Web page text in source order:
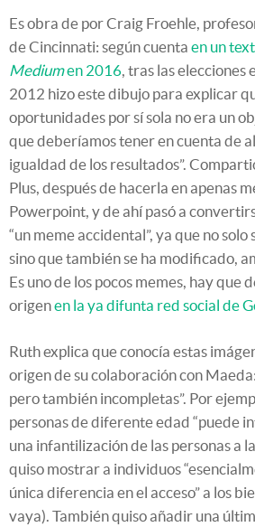
Es obra de por Craig Froehle,
de Cincinnati: según cuenta en un
Mediumen 2016, tras las elecciones
2012 hizo este dibujo para explicar
oportunidades por sí sola no era un
que deberíamos tener en cuenta de
igualdad de los resultados”.
Plus, después de hacerla en apenas
Powerpoint, y de ahí pasó a
“un meme accidental”, ya que no
sino que también se ha modificado,
Es uno de los pocos memes, hay que
origenen la ya difunta red social de
Ruth explica que conocía estas
origen de su colaboración con
pero también incompletas”. Por
personas de diferente edad “puede
una infantilización de las personas a
quiso mostrar a individuos
única diferencia en el acceso” a los
vaya). También quiso añadir una